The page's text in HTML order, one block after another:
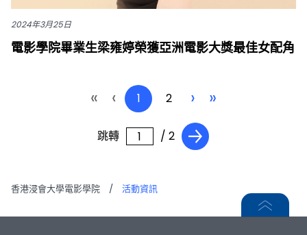
2024年3月25日
電影學院畢業生梁雍婷榮獲亞洲電影大獎最佳女配角
« ‹ 1 2 › »
跳轉 / 2
香港浸會大學電影學院 / 活動資訊